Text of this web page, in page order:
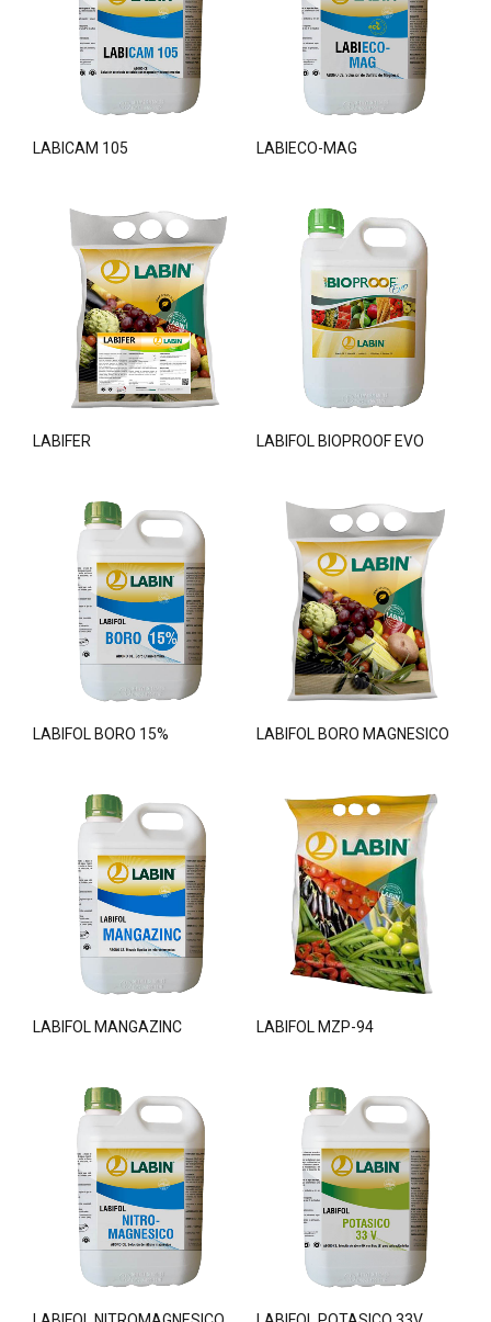
LABICAM 105 LABIECO-MAG
LABIFER LABIFOL BIOPROOF EVO
LABIFOL BORO 15% LABIFOL BORO MAGNESICO
LABIFOL MANGAZINC LABIFOL MZP-94